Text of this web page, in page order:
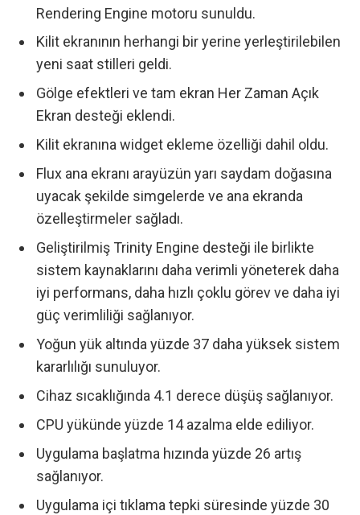
Rendering Engine motoru sunuldu.
Kilit ekranının herhangi bir yerine yerleştirilebilen
yeni saat stilleri geldi.
Gölge efektleri ve tam ekran Her Zaman Açık
Ekran desteği eklendi.
Kilit ekranına widget ekleme özelliği dahil oldu.
Flux ana ekranı arayüzün yarı saydam doğasına
uyacak şekilde simgelerde ve ana ekranda
özelleştirmeler sağladı.
Geliştirilmiş Trinity Engine desteği ile birlikte
sistem kaynaklarını daha verimli yöneterek daha
iyi performans, daha hızlı çoklu görev ve daha iyi
güç verimliliği sağlanıyor.
Yoğun yük altında yüzde 37 daha yüksek sistem
kararlılığı sunuluyor.
Cihaz sıcaklığında 4.1 derece düşüş sağlanıyor.
CPU yükünde yüzde 14 azalma elde ediliyor.
Uygulama başlatma hızında yüzde 26 artış
sağlanıyor.
Uygulama içi tıklama tepki süresinde yüzde 30